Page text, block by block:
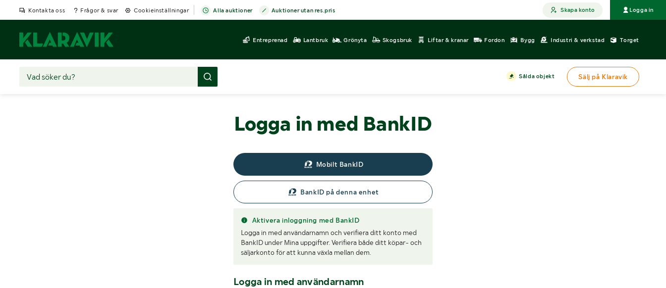
Kontakta oss Frågor & svar Cookieinställningar Alla auktioner Auktioner utan res.pris Skapa konto Logga in
Entreprenad Lantbruk Grönyta Skogsbruk Liftar & kranar Fordon Bygg Industri & verkstad Torget
Sålda objekt Sälj på Klaravik
Logga in med BankID
Mobilt BankID
BankID på denna enhet
Aktivera inloggning med BankID
Logga in med användarnamn och verifiera ditt konto med
BankID under Mina uppgifter. Verifiera både ditt köpar- och
säljarkonto för att kunna växla mellan dem.
Logga in med användarnamn